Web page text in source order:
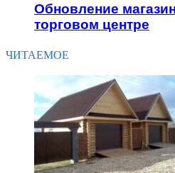
Обновление
торговом центре
ЧИТАЕМОЕ